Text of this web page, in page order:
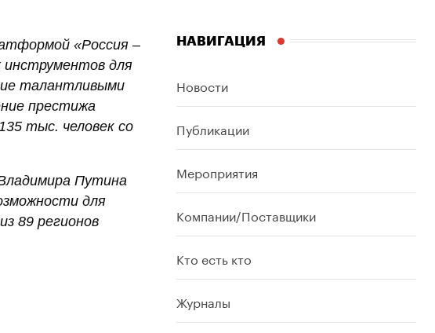
«Россия –
инструментов для
талантливыми
престижа
тыс. человек со
Путина
для
89 регионов
НАВИГАЦИЯ
Новости
Публикации
Мероприятия
Компании/Поставщики
Кто есть кто
Журналы